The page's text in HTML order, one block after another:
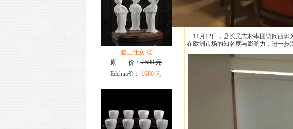
套三仕女 德
原 价： 2599 元
Edehua价：
1680 元
11月12日，县长吴志朴率团访问西班
在欧洲市场的知名度与影响力，进一步